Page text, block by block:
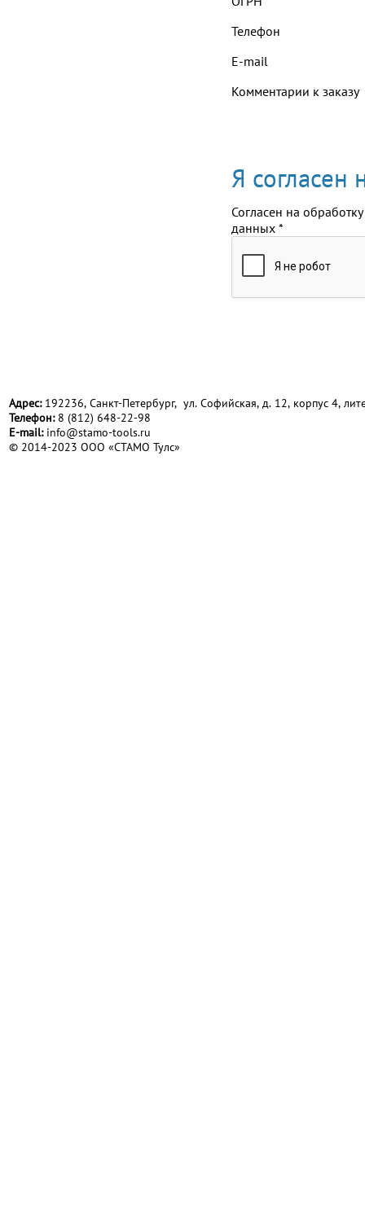
Телефон
E-mail
Комментарии к заказу
Я согласен
Согласен на обработку
данных *
Адрес:192236, Санкт-Петербург, ул. Софийская, д. 12, корпус 4,
Телефон:8 (812) 648-22-98
Е-mail: info@stamo-tools.ru
© 2014-2023 ООО «СТАМО Тулс»